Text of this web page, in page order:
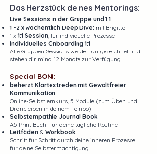
Das Herzstück deines Mentorings:
Live Sessions in der Gruppe und 1:1
1 -2 x wöchentlich Deep Dive: mit Brigitte
1 x 1:1 Session, für individuelle Prozesse
Individuelles Onboarding 1:1
Alle Gruppen Sessions werden aufgezeichnet und
stehen dir mind. 12 Monate zur Verfügung.
Special BONI:
beherzt Klartextreden mit Gewaltfreier
Kommunikation
Online-Selbstlernkurs, 5 Module (zum Üben und
Dranbleiben in deinem Tempo)​
Selbstempathie Journal Book
A5 Print Buch- für deine tägliche Routine
Leitfäden & Workbook
Schritt für Schritt durch deine inneren Prozesse
für deine Selbstermächtigung